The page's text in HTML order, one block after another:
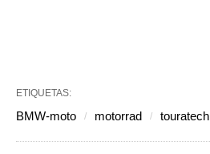
ETIQUETAS:
BMW-moto motorrad touratech